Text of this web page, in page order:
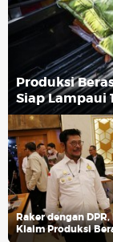
Produksi
Siap Lampaui
Raker dengan
Klaim Produksi